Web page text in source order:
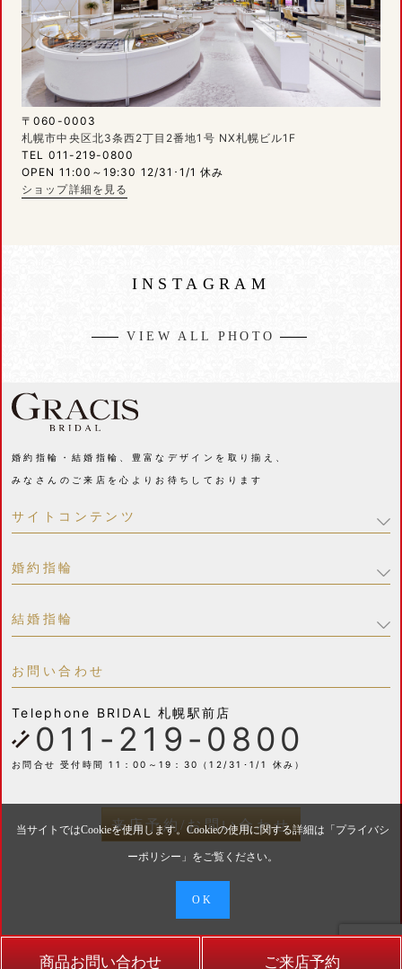
〒060-0003
札幌市中央区北3条西2丁目2番地1号 NX札幌ビル1F
TEL 011-219-0800
OPEN 11:00～19:30 12/31･1/1 休み
ショップ詳細を見る
INSTAGRAM
VIEW ALL PHOTO
商品お問い合わせ ご来店予約
婚約指輪・結婚指輪、豊富なデザインを取り揃え、
みなさんのご来店を心よりお待ちしております
サイトコンテンツ
婚約指輪
結婚指輪
お問い合わせ
Telephone BRIDAL 札幌駅前店
011-219-0800
お問合せ 受付時間 11：00～19：30（12/31･1/1 休み）
来店予約/お問い合わせ
COPYRIGHT © GRACIS. All Rights Reserved.
当サイトではCookieを使用します。Cookieの使用に関する詳細は「 プライバシ
ーポリシー 」をご覧ください。
OK